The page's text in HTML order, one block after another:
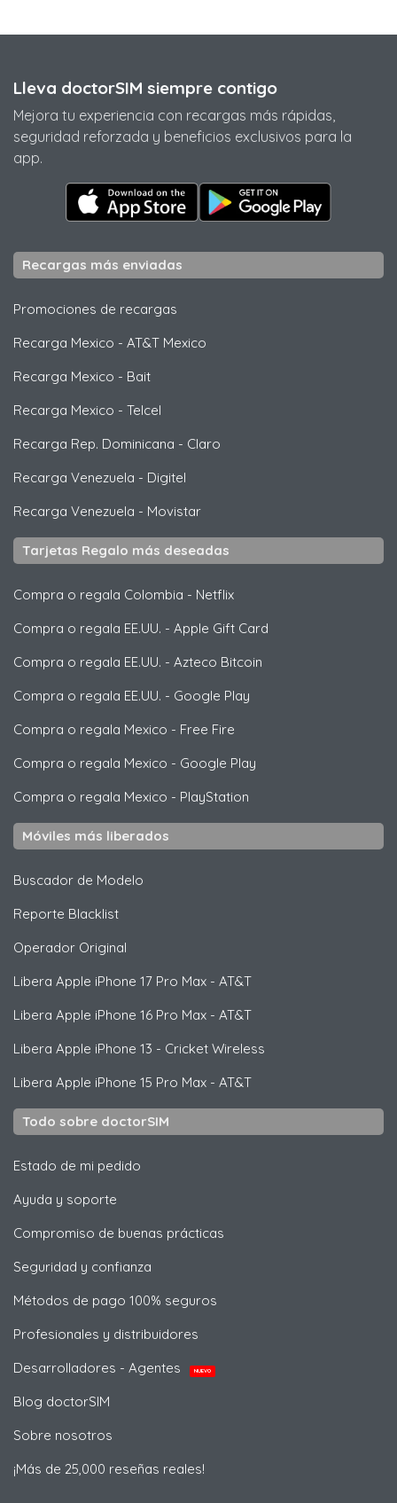
Lleva doctorSIM siempre contigo
Mejora tu experiencia con recargas más rápidas,
seguridad reforzada y beneficios exclusivos para la
app.
Recargas más enviadas
Promociones de recargas
Recarga Mexico - AT&T Mexico
Recarga Mexico - Bait
Recarga Mexico - Telcel
Recarga Rep. Dominicana - Claro
Recarga Venezuela - Digitel
Recarga Venezuela - Movistar
Tarjetas Regalo más deseadas
Compra o regala Colombia - Netflix
Compra o regala EE.UU. - Apple Gift Card
Compra o regala EE.UU. - Azteco Bitcoin
Compra o regala EE.UU. - Google Play
Compra o regala Mexico - Free Fire
Compra o regala Mexico - Google Play
Compra o regala Mexico - PlayStation
Móviles más liberados
Buscador de Modelo
Reporte Blacklist
Operador Original
Libera Apple iPhone 17 Pro Max - AT&T
Libera Apple iPhone 16 Pro Max - AT&T
Libera Apple iPhone 13 - Cricket Wireless
Libera Apple iPhone 15 Pro Max - AT&T
Todo sobre doctorSIM
Estado de mi pedido
Ayuda y soporte
Compromiso de buenas prácticas
Seguridad y confianza
Métodos de pago 100% seguros
Profesionales y distribuidores
Desarrolladores - Agentes
NUEVO
Blog doctorSIM
Sobre nosotros
¡Más de 25,000 reseñas reales!